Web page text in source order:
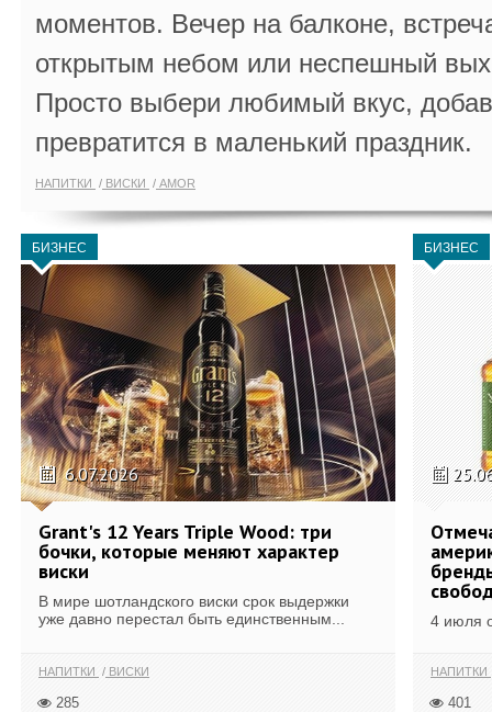
моментов. Вечер на балконе,
открытым небом или неспешный
Просто выбери любимый вкус,
превратится в маленький праздник.
НАПИТКИ ВИСКИ AMOR
БИЗНЕС
6.07.2026
Grant's 12 Years Triple Wood: три
бочки, которые меняют характер
виски
В мире шотландского виски срок выдержки
уже давно перестал быть единственным...
НАПИТКИ ВИСКИ
285
БИЗНЕС
4 июля
НАПИТКИ
401